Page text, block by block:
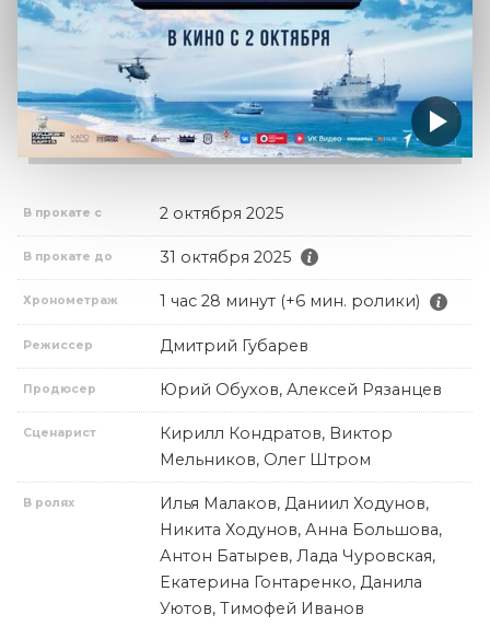
В прокате с 2 октября 2025
В прокате до 31 октября 2025
Хронометраж 1 час 28 минут (+6 мин. ролики)
Режиссер Дмитрий Губарев
Продюсер Юрий Обухов, Алексей Рязанцев
Сценарист
Кирилл Кондратов, Виктор
Мельников, Олег Штром
В ролях
Илья Малаков, Даниил Ходунов,
Никита Ходунов, Анна Большова,
Антон Батырев, Лада Чуровская,
Екатерина Гонтаренко, Данила
Уютов, Тимофей Иванов